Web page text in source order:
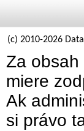
(c) 2010-2026
Za
miere
Ak
si právo